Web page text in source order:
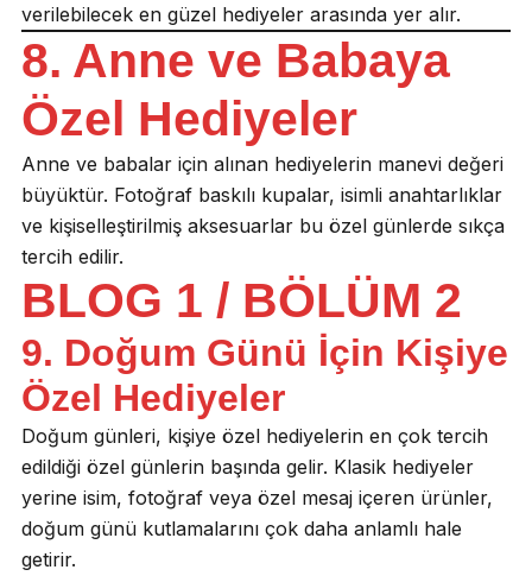
verilebilecek en güzel hediyeler arasında yer alır.
8. Anne ve Babaya
Özel Hediyeler
Anne ve babalar için alınan hediyelerin manevi değeri
büyüktür. Fotoğraf baskılı kupalar, isimli anahtarlıklar
ve kişiselleştirilmiş aksesuarlar bu özel günlerde sıkça
tercih edilir.
BLOG 1 / BÖLÜM 2
9. Doğum Günü İçin Kişiye
Özel Hediyeler
Doğum günleri, kişiye özel hediyelerin en çok tercih
edildiği özel günlerin başında gelir. Klasik hediyeler
yerine isim, fotoğraf veya özel mesaj içeren ürünler,
doğum günü kutlamalarını çok daha anlamlı hale
getirir.